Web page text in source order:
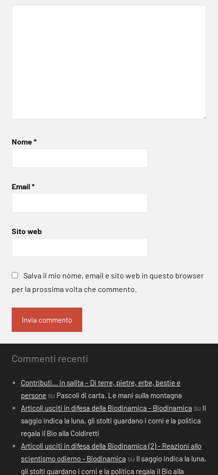
Nome*
Email *
Sito web
Salva il mio nome, email e sito web in questo browser
per la prossima volta che commento.
Commenti recenti
Contributi… in salita – Di terre, pietre, erbe, bestie e
persone su Pascoli di carta. Le mani sulla montagna
Articoli usciti in difesa della Biodinamica - Biodinamica su Il
saggio indica la luna, gli stolti guardano i corni e la politica
regala il Bio alla Coldiretti
Articoli usciti in difesa della Biodinamica (2) - Reazioni allo
scientismo odierno - Biodinamica su Il saggio indica la luna,
gli stolti guardano i corni e la politica regala il Bio alla